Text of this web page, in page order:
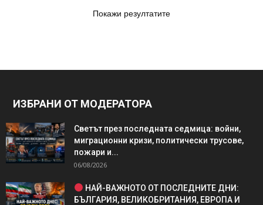
Покажи резултатите
ИЗБРАНИ ОТ МОДЕРАТОРА
Светът през последната седмица: войни,
миграционни кризи, политически трусове,
пожари и...
06/08/2026
НАЙ-ВАЖНОТО ОТ ПОСЛЕДНИТЕ ДНИ:
БЪЛГАРИЯ, ВЕЛИКОБРИТАНИЯ, ЕВРОПА И